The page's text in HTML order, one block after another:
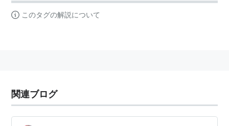
このタグの解説について
関連ブログ